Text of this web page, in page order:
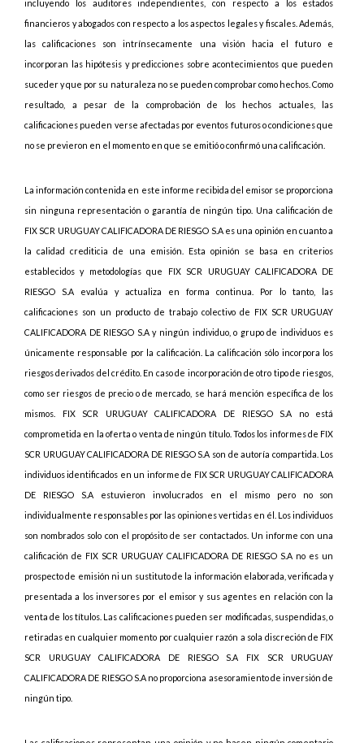
incluyendo los auditores independientes, con respecto a los estados
financieros y abogados con respecto a los aspectos legales y fiscales. Además,
las calificaciones son intrínsecamente una visión hacia el futuro e
incorporan las hipótesis y predicciones sobre acontecimientos que pueden
suceder y que por su naturaleza no se pueden comprobar como hechos. Como
resultado, a pesar de la comprobación de los hechos actuales, las
calificaciones pueden verse afectadas por eventos futuros o condiciones que
no se previeron en el momento en que se emitió o confirmó una calificación.
La información contenida en este informe recibida del emisor se proporciona
sin ninguna representación o garantía de ningún tipo. Una calificación de
FIX SCR URUGUAY CALIFICADORA DE RIESGO S.A es una opinión en cuanto a
la calidad crediticia de una emisión. Esta opinión se basa en criterios
establecidos y metodologías que FIX SCR URUGUAY CALIFICADORA DE
RIESGO S.A evalúa y actualiza en forma continua. Por lo tanto, las
calificaciones son un producto de trabajo colectivo de FIX SCR URUGUAY
CALIFICADORA DE RIESGO S.A y ningún individuo, o grupo de individuos es
únicamente responsable por la calificación. La calificación sólo incorpora los
riesgos derivados del crédito. En caso de incorporación de otro tipo de riesgos,
como ser riesgos de precio o de mercado, se hará mención específica de los
mismos . FIX SCR URUGUAY CALIFICADORA DE RIESGO S.A no está
comprometida en la oferta o venta de ningún título. Todos los informes de FIX
SCR URUGUAY CALIFICADORA DE RIESGO S.A son de autoría compartida. Los
individuos identificados en un informe de FIX SCR URUGUAY CALIFICADORA
DE RIESGO S.A estuvieron involucrados en el mismo pero no son
individualmente responsables por las opiniones vertidas en él. Los individuos
son nombrados solo con el propósito de ser contactados. Un informe con una
calificación de FIX SCR URUGUAY CALIFICADORA DE RIESGO S.A no es un
prospecto de emisión ni un sustituto de la información elaborada, verificada y
presentada a los inversores por el emisor y sus agentes en relación con la
venta de los títulos. Las calificaciones pueden ser modificadas, suspendidas, o
retiradas en cualquier momento por cualquier razón a sola discreción de FIX
SCR URUGUAY CALIFICADORA DE RIESGO S.A FIX SCR URUGUAY
CALIFICADORA DE RIESGO S.A no proporciona asesoramiento de inversión de
ningún tipo.